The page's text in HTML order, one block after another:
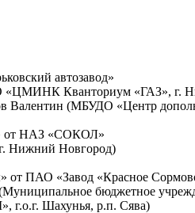
автозавод»
«ЦМИНК Кванториум «ГАЗ», г.
(МБУДО «Центр
от НАЗ «СОКОЛ»
Нижний Новгород)
от ПАО «Завод «Красное
бюджетное
г.о.г. Шахунья, р.п. Сява)